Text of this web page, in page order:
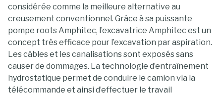
considérée comme la meilleure alternative au
creusement conventionnel. Grâce à sa puissante
pompe roots Amphitec, l’excavatrice Amphitec est un
concept très efficace pour l’excavation par aspiration.
Les câbles et les canalisations sont exposés sans
causer de dommages. La technologie d’entraînement
hydrostatique permet de conduire le camion via la
télécommande et ainsi d’effectuer le travail